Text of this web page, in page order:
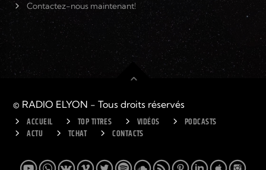
Contactez-nous maintenant!
© RADIO ELYON - Tous droits réservés
ACCUEIL TOP TITRES VIDÉOS
PODCASTS
ACTU
TCHAT CONTACTS